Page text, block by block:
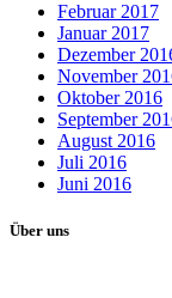
Februar 2017
Januar 2017
Dezember
November
Oktober 2016
September
August 2016
Juli 2016
Juni 2016
Über uns